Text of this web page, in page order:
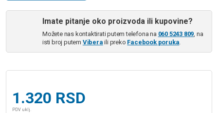
Imate pitanje oko proizvoda ili kupovine?
Možete nas kontaktirati putem telefona na 060 5243 809, na
isti broj putem Vibera ili preko Facebook poruka.
1.320 RSD
PDV uklj.